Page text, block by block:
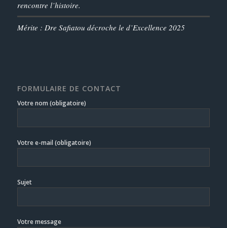
rencontre l’histoire.
Mérite : Dre Safiatou décroche le d’Excellence 2025
FORMULAIRE DE CONTACT
Votre nom (obligatoire)
Votre e-mail (obligatoire)
Sujet
Votre message